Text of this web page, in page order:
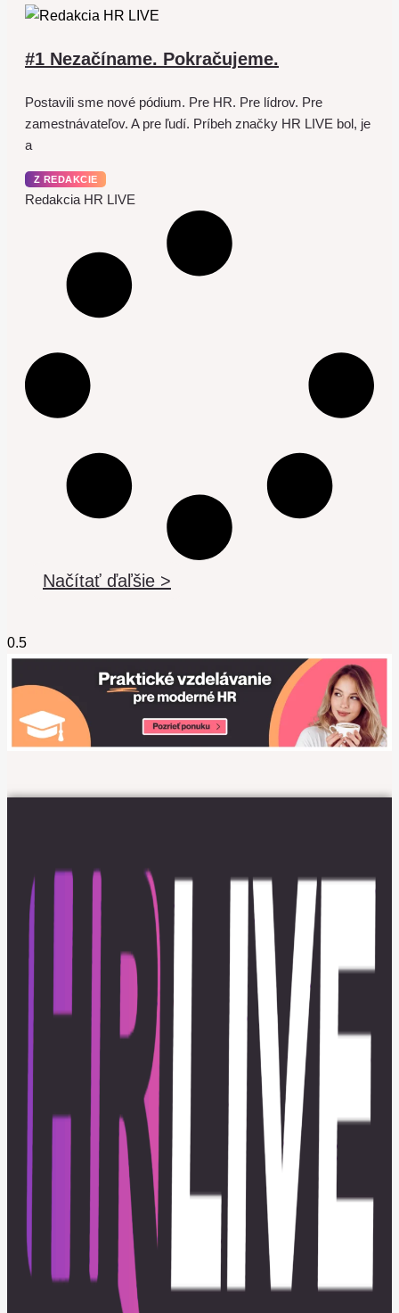
#1 Nezačíname. Pokračujeme.
Postavili sme nové pódium. Pre HR. Pre lídrov. Pre
zamestnávateľov. A pre ľudí. Príbeh značky HR LIVE bol, je
a
Z REDAKCIE
Redakcia HR LIVE
Načítať ďaľšie >